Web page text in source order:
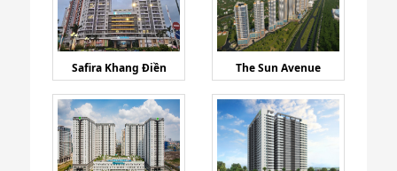
Safira Khang Điền The Sun Avenue